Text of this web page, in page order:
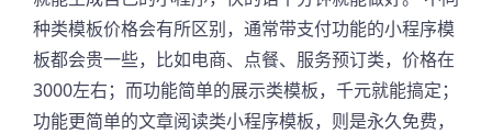
种类模板价格会有所区别，通常带支付功能的小程序模
板都会贵一些，比如电商、点餐、服务预订类，价格在
3000左右；而功能简单的展示类模板，千元就能搞定；
功能更简单的文章阅读类小程序模板，则是永久免费，